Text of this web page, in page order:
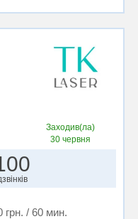
Заходив(ла)
30 червня
грн. / 60 мин.